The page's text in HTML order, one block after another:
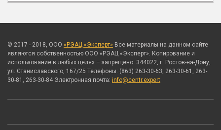
© 2017 - 2018, ООО «РЭАЦ «Эксперт» Все материалы на данном сайте
являются собственностью ООО «РЭАЦ «Эксперт». Копирование и
использование в любых целях – запрещено. 344022, г. Ростов-на-Дону,
ул. Станиславского, 167/25 Телефоны: (863) 263-30-63, 263-30-61, 263-
30-81, 263-30-84 Электронная почта: info@centr.expert